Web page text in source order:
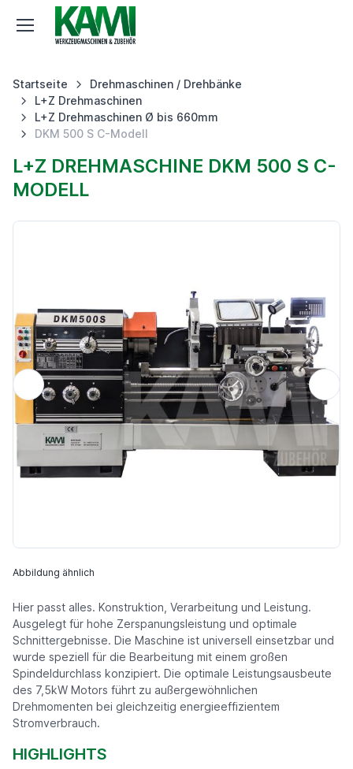
Startseite
Drehmaschinen / Drehbänke
L+Z Drehmaschinen
L+Z Drehmaschinen Ø bis 660mm
DKM 500 S C-Modell
L+Z DREHMASCHINE DKM 500 S C-
MODELL
Abbildung ähnlich
Hier passt alles. Konstruktion, Verarbeitung und Leistung.
Ausgelegt für hohe Zerspanungsleistung und optimale
Schnittergebnisse. Die Maschine ist universell einsetzbar und
wurde speziell für die Bearbeitung mit einem großen
Spindeldurchlass konzipiert. Die optimale Leistungsausbeute
des 7,5kW Motors führt zu außergewöhnlichen
Drehmomenten bei gleichzeitig energieeffizientem
Stromverbrauch.
HIGHLIGHTS